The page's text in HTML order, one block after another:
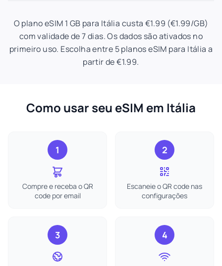
O plano eSIM 1 GB para Itália custa €1.99 (€1.99/GB)
com validade de 7 dias. Os dados são ativados no
primeiro uso. Escolha entre 5 planos eSIM para Itália a
partir de €1.99.
Como usar seu eSIM em Itália
1
Compre e receba o QR
code por email
2
Escaneie o QR code nas
configurações
3 4